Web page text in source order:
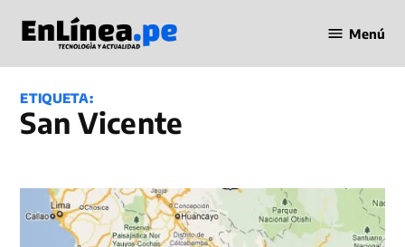
contenido
en Línea
Menú
ETIQUETA:
San Vicente